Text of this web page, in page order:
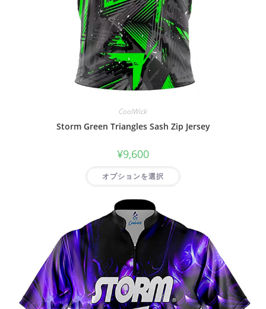
CoolWick
Storm Green Triangles Sash Zip Jersey
¥9,600
オプションを選択